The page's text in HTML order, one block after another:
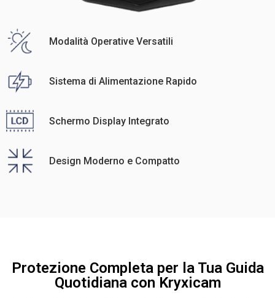
Modalità Operative Versatili
Sistema di Alimentazione Rapido
Schermo Display Integrato
Design Moderno e Compatto
Protezione Completa per la Tua Guida
Quotidiana con Kryxicam